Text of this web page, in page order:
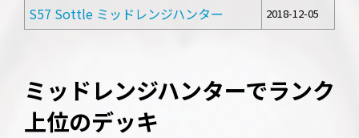
S57 Sottle ミッドレンジハンター 2018-12-05
ミッドレンジハンターでランク
上位のデッキ